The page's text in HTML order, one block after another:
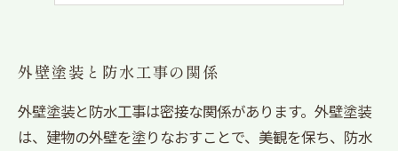
外壁塗装と防水工事の関係
外壁塗装と防水工事は密接な関係があります。外壁塗装
は、建物の外壁を塗りなおすことで、美観を保ち、防水